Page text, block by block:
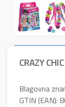
CRAZY
Blagovna
GTIN (EAN):